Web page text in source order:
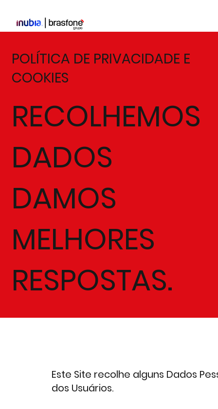
Este Site recolhe alguns Dados
dos Usuários.
POLÍTICA DE PRIVACIDADE E
COOKIES
RECOLHEMOS
DADOS
DAMOS
MELHORES
RESPOSTAS.